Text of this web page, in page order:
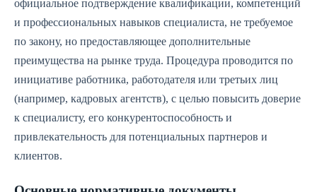
официальное подтверждение квалификации, компетенций
и профессиональных навыков специалиста, не требуемое
по закону, но предоставляющее дополнительные
преимущества на рынке труда. Процедура проводится по
инициативе работника, работодателя или третьих лиц
(например, кадровых агентств), с целью повысить доверие
к специалисту, его конкурентоспособность и
привлекательность для потенциальных партнеров и
клиентов.